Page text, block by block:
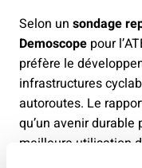
Selon un sondage
Demoscope pour
préfère le
infrastructures
autoroutes. Le
qu’un avenir
meilleure utilisation